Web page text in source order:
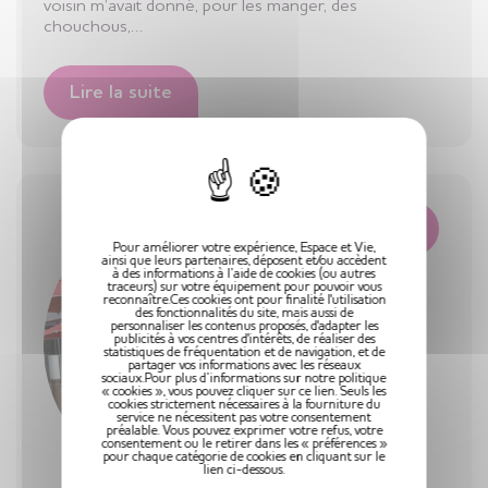
voisin m’avait donné, pour les manger, des
chouchous,…
Lire la suite
Pour améliorer votre expérience, Espace et Vie,
ainsi que leurs partenaires, déposent et/ou accèdent
à des informations à l’aide de cookies (ou autres
traceurs) sur votre équipement pour pouvoir vous
reconnaître.Ces cookies ont pour finalité l'utilisation
des fonctionnalités du site, mais aussi de
personnaliser les contenus proposés, d'adapter les
publicités à vos centres d'intérêts, de réaliser des
statistiques de fréquentation et de navigation, et de
partager vos informations avec les réseaux
sociaux.Pour plus d’informations sur notre politique
« cookies », vous pouvez cliquer sur ce lien. Seuls les
cookies strictement nécessaires à la fourniture du
service ne nécessitent pas votre consentement
préalable. Vous pouvez exprimer votre refus, votre
consentement ou le retirer dans les « préférences »
pour chaque catégorie de cookies en cliquant sur le
lien ci-dessous.